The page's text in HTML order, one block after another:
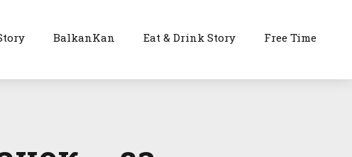
BalkanKan Eat & Drink Story Free Time